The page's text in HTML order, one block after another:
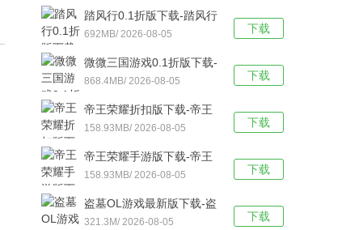
v1.0.0安卓版下载
下载
踏风行0.1折版下载-踏风行
折扣版 v3.0.1安卓版下载
692MB/ 2026-08-05
下载
微微三国游戏0.1折版下载-
微微三国福利版 v1.0安卓
版下载
868.4MB/ 2026-08-05
下载
帝王荣耀折扣版下载-帝王
荣耀满VIP福利版v9.0安卓
版下载
158.93MB/ 2026-08-05
下载
帝王荣耀手游版下载-帝王
荣耀鬼服资源独享版 v9.0
安卓版下载
158.93MB/ 2026-08-05
下载
盗墓OL游戏最新版下载-盗
墓OL官方版 V2.934安卓版
321.3M/ 2026-08-05